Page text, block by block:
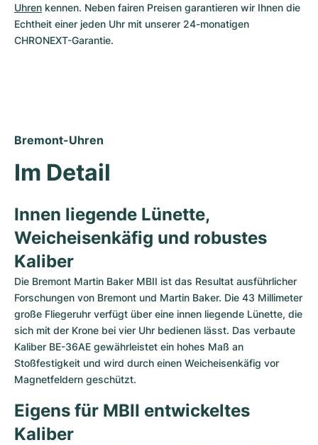
Roadster
Gebraucht
Montbrillant
Gebraucht
Gebraucht
Uhren kennen. Neben fairen Preisen garantieren wir Ihnen die
Echtheit einer jeden Uhr mit unserer 24-monatigen
CHRONEXT-Garantie.
Bremont-Uhren
Im Detail
Innen liegende Lünette,
Weicheisenkäfig und robustes
Kaliber
Die Bremont Martin Baker MBII ist das Resultat ausführlicher
Forschungen von Bremont und Martin Baker. Die 43 Millimeter
große Fliegeruhr verfügt über eine innen liegende Lünette, die
sich mit der Krone bei vier Uhr bedienen lässt. Das verbaute
Kaliber BE-36AE gewährleistet ein hohes Maß an
Stoßfestigkeit und wird durch einen Weicheisenkäfig vor
Magnetfeldern geschützt.
Eigens für MBII entwickeltes
Kaliber